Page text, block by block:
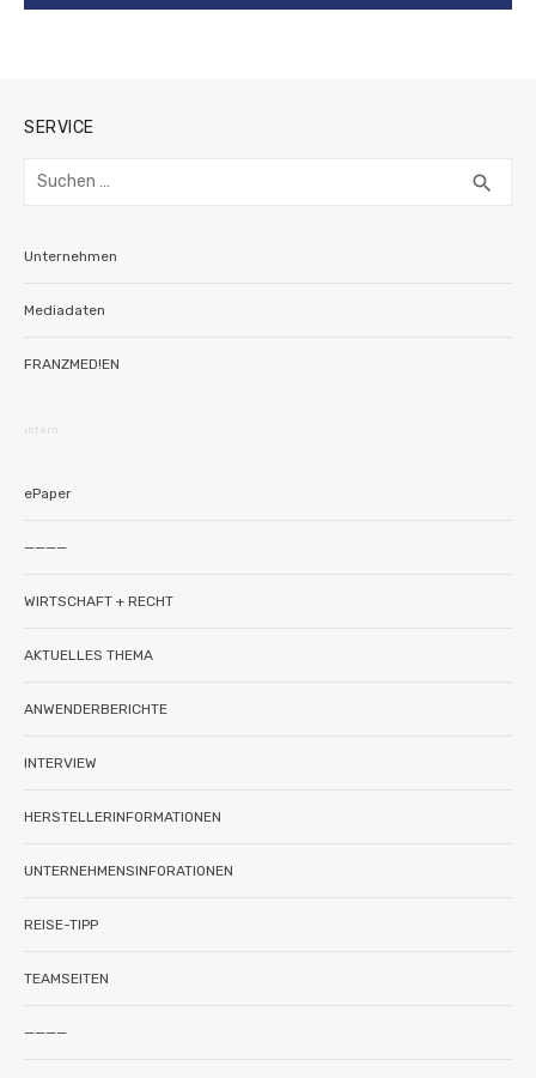
SERVICE
Suchen
search
Unternehmen
Mediadaten
FRANZMED!EN
intern
ePaper
————
WIRTSCHAFT + RECHT
AKTUELLES THEMA
ANWENDERBERICHTE
INTERVIEW
HERSTELLERINFORMATIONEN
UNTERNEHMENSINFORATIONEN
REISE-TIPP
TEAMSEITEN
————